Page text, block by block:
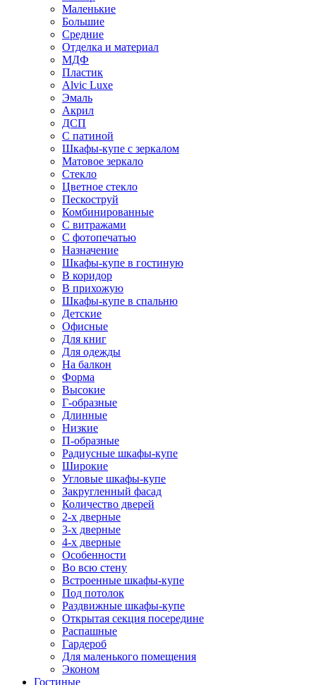
Маленькие
Большие
Средние
Отделка и материал
МДФ
Пластик
Alvic Luxe
Эмаль
Акрил
ДСП
С патиной
Шкафы-купе с зеркалом
Матовое зеркало
Стекло
Цветное стекло
Пескоструй
Комбинированные
С витражами
С фотопечатью
Назначение
Шкафы-купе в гостиную
В коридор
В прихожую
Шкафы-купе в спальню
Детские
Офисные
Для книг
Для одежды
На балкон
Форма
Высокие
Г-образные
Длинные
Низкие
П-образные
Радиусные шкафы-купе
Широкие
Угловые шкафы-купе
Закругленный фасад
Количество дверей
2-х дверные
3-х дверные
4-х дверные
Особенности
Во всю стену
Встроенные шкафы-купе
Под потолок
Раздвижные шкафы-купе
Открытая секция посередине
Распашные
Гардероб
Для маленького помещения
Эконом
Гостиные